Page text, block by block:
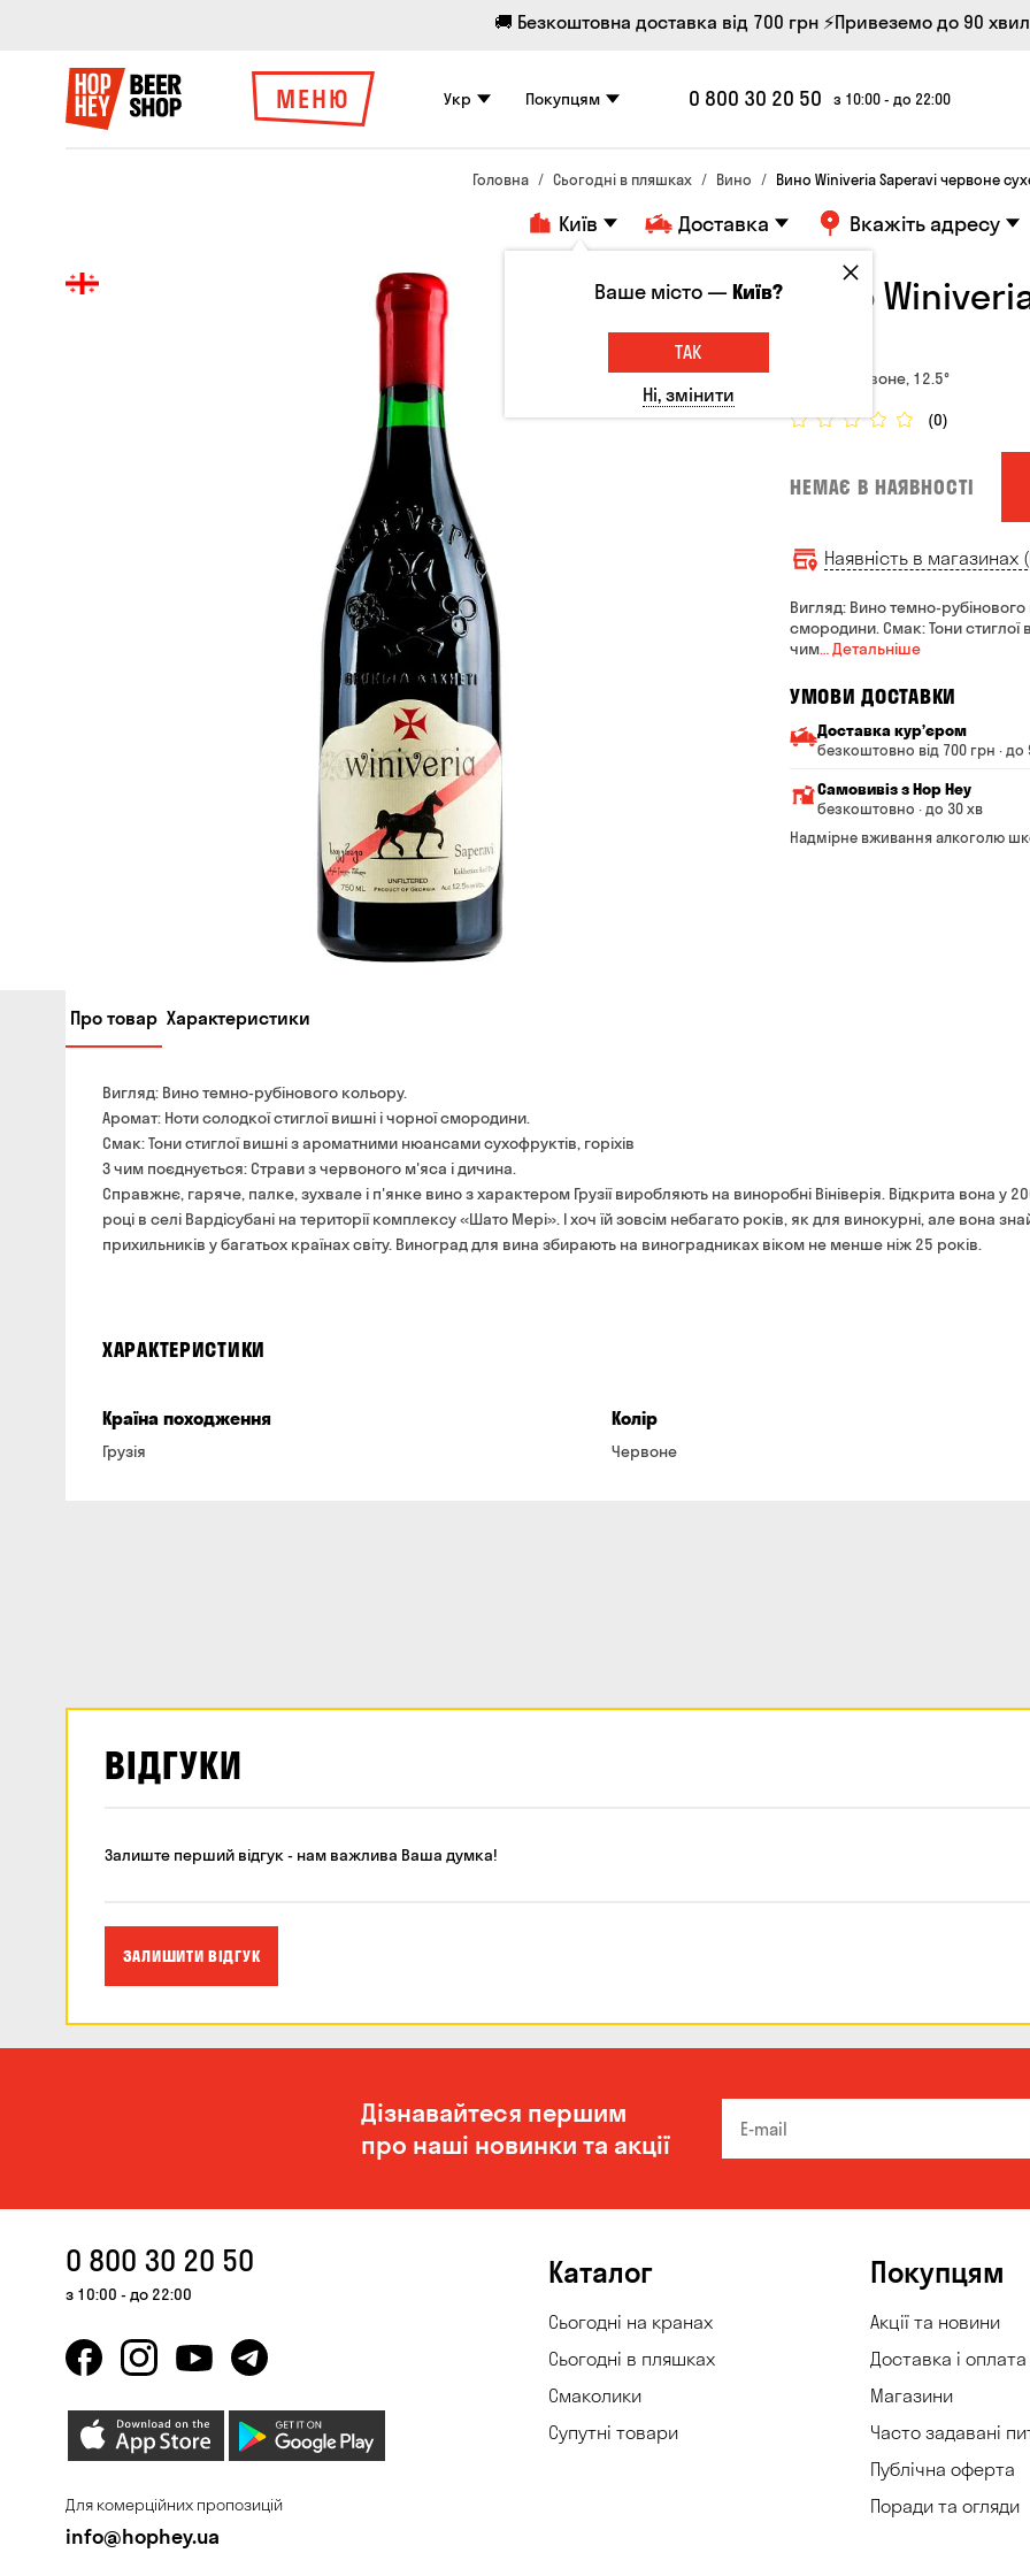
🚚 Безкоштовна доставка від 700 грн ⚡Привеземо до 90
МЕНЮ Укр Покупцям 0 800 30 20 50 з 10:00 - до 22:00
Головна Сьогодні в пляшках Вино Вино Winiveria Saperavi червоне
Київ Доставка Вкажіть адресу
Вино
Грузія, Червоне, 12.5°
(0)
НЕМАЄ В НАЯВНОСТІ
Наявність в магазинах
Вигляд: Вино темно-рубінового
смородини. Смак: Тони стиглої
чим… Детальніше
УМОВИ ДОСТАВКИ
Доставка курʼєром
безкоштовно від 700 грн · до
Мінімальна сума всього
Вартість доставки
Від 200 до 299 грн
*на час доставки можуть
Самовивіз з Hop Hey
безкоштовно · до 30 хв
Мінімальна сума
Надмірне вживання алкоголю
Про товар Характеристики
Вигляд: Вино темно-рубінового кольору.
Аромат: Ноти солодкої стиглої вишні і чорної смородини.
Смак: Тони стиглої вишні з ароматними нюансами сухофруктів, горіхів
З чим поєднується: Страви з червоного м'яса і дичина.
Справжнє, гаряче, палке, зухвале і п'янке вино з характером Грузії виробляють на виноробні Вініверія. Відкрита вона у
році в селі Вардісубані на території комплексу «Шато Мері». І хоч їй зовсім небагато років, як для винокурні, але вона
прихильників у багатьох країнах світу. Виноград для вина збирають на виноградниках віком не менше ніж 25 років.
ХАРАКТЕРИСТИКИ
Країна походження
Грузія
Колір
Червоне
ВІДГУКИ
Залиште перший відгук - нам важлива Ваша думка!
ЗАЛИШИТИ ВІДГУК
Дізнавайтеся першим
про наші новинки та акції
0 800 30 20 50
з 10:00 - до 22:00
Для комерційних пропозицій
info@hophey.ua
Каталог
Сьогодні на кранах
Сьогодні в пляшках
Смаколики
Супутні товари
Покупцям
Акції та новини
Доставка і оплата
Магазини
Часто задавані
Публічна оферта
Поради та огляди
Ваше місто —Київ?
ТАК
Ні, змінити